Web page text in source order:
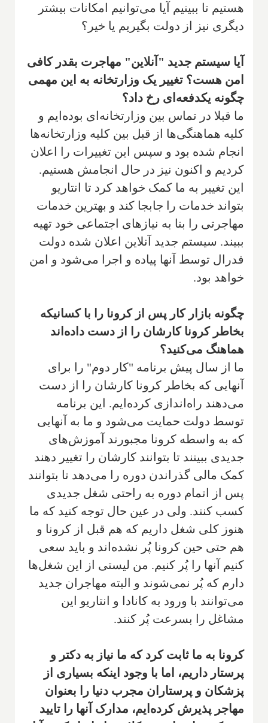
هستیم تا ببینیم آیا می‌توانیم امکانات بیشتر
دیگری نیز از دولت بگیریم یا خیر؟
آیا سیستم جدید "آنلاین" مهاجرت بقدر کافی
امن هست؟ تغییر یک وزارتخانه به این مهمی
چگونه یکدفعه‌ای رخ داد؟
ما قبلا در تماس بین وزارتخانه‌ای بوده‌ایم و
کلیه هماهنگی‌ها از قبل بین کلیه وزارتخانه‌ها
انجام شده بود و سپس این تغییرات را اعلان
کردیم و اکنون نیز در حال انجامش هستیم.
این تغییر به ما کمک خواهد کرد تا انتاریو
بتواند خدمات را جابجا کند و بهترین خدمات
مهاجرتی را بنا به نیازهای اجتماعی خود تهیه
ببیند. سیستم جدید آنلاین اعلان شده دولت
فدرال توسط آنها پیاده و اجرا می‌شود و امن
خواهد بود.
چگونه بازار کار پس از کرونا را با کسانیکه
بخاطر کرونا کارشان را از دست داده‌اند
هماهنگ می‌کنید؟
ما از سال پیش برنامه "کار دوم" را برای
آنهایی که بخاطر کرونا کارشان را از دست
می‌دهند راه‌اندازی کرده‌ایم. این برنامه
توسط دولت حمایت می‌شود و ما به آنهایی
که به واسطه کرونا مجبورند آموزش‌های
جدیدی ببینند تا بتوانند کارشان را تغییر دهند
کمک مالی گذراندن دوره را می‌دهد تا بتوانند
پس از اتمام دوره به راحتی شغل جدیدی
کسب کنند. ولی در عین حال توجه کنید که ما
هنوز کلی شغل داریم که هم قبل از کرونا و
هم حتی حین کرونا پُر نشده‌اند و باید سعی
کنیم آنها را پُر کنیم. من لیستی از این شغل‌ها
دارم که پُر نمی‌شوند و البته مهاجران جدید
می‌توانند با ورود به کانادا و انتاریو این
مشاغل را بسرعت پُر کنند.
کرونا به ما ثابت کرد که ما نیاز به دکتر و
پرستار داریم، اما با وجود اینکه بسیاری از
پزشکان و پرستاران مجرب دنیا را بعنوان
مهاجر پذیرش کرده‌ایم، مدارک آنها را تایید